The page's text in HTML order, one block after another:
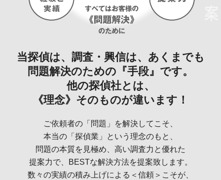
当探偵は、調査・興信は、あくまでも
問題解決のための『手段』です。
他の探偵社とは、
《理念》そのものが違います！
ご依頼者の「問題」を解決してこそ、
本当の「探偵業」という理念のもと、
問題の本質を見極め、高い調査力と優れた
提案力で、BESTな解決方法を提案致します。
数々の実績の積み上げによる＜信頼＞こそが、